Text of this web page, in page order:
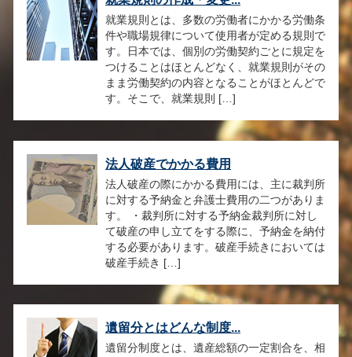
就業規則とは、多数の労働者にかかる労働条
件や職場規律について使用者が定める規則で
す。日本では、個別の労働契約ごとに規定を
つけることはほとんどなく、就業規則がその
まま労働契約の内容となることがほとんどで
す。そこで、就業規則 […]
法人破産でかかる費用
法人破産の際にかかる費用には、主に裁判所
に対する予納金と弁護士費用の二つがありま
す。 ・裁判所に対する予納金裁判所に対し
て破産の申し立てをする際に、予納金を納付
する必要があります。破産手続きにおいては
破産手続き […]
遺留分とはどんな制度...
遺留分制度とは、遺産総額の一定割合を、相